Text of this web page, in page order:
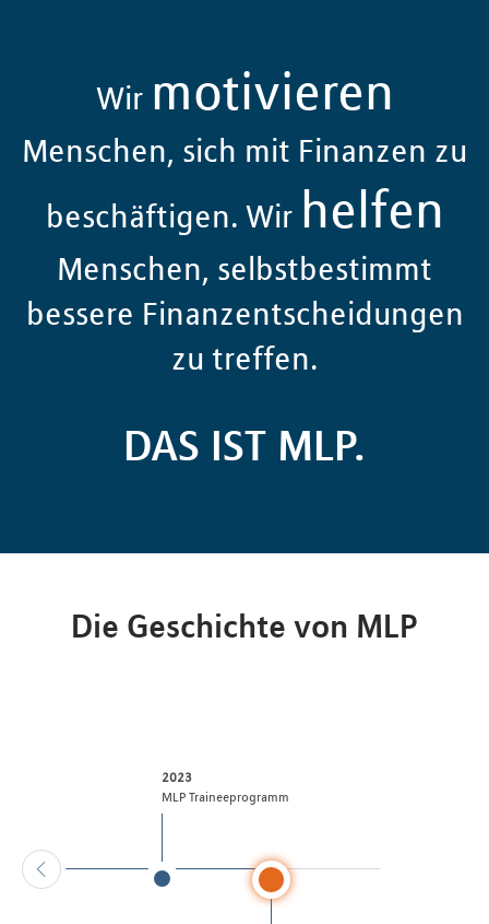
Wir motivieren
Menschen, sich mit Finanzen zu
beschäftigen. Wir helfen
Menschen, selbstbestimmt
bessere Finanzentscheidungen
zu treffen.
DAS IST MLP.
Die Geschichte von MLP
2023
MLP Traineeprogramm